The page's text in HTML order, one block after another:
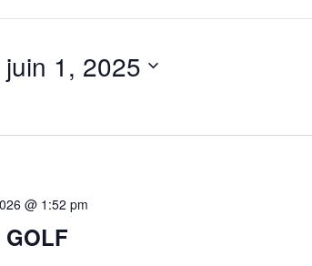
juin 1, 2025
GOLF
@ 1:52 pm